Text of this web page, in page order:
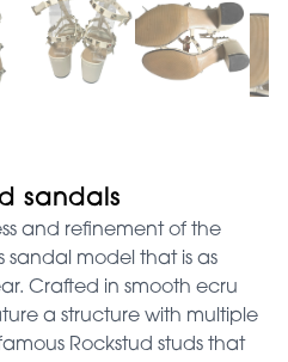
sandals
and refinement of the
sandal model that is as
Crafted in smooth ecru
a structure with multiple
Rockstud studs that